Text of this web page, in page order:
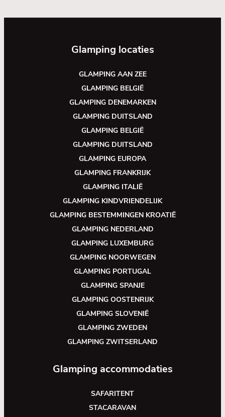
Glamping locaties
GLAMPING AAN ZEE
GLAMPING BELGIË
GLAMPING DENEMARKEN
GLAMPING DUITSLAND
GLAMPING BELGIË
GLAMPING DUITSLAND
GLAMPING EUROPA
GLAMPING FRANKRIJK
GLAMPING ITALIË
GLAMPING KINDVRIENDELIJK
GLAMPING BESTEMMINGEN KROATIË
GLAMPING NEDERLAND
GLAMPING LUXEMBURG
GLAMPING NOORWEGEN
GLAMPING PORTUGAL
GLAMPING SPANJE
GLAMPING OOSTENRIJK
GLAMPING SLOVENIË
GLAMPING ZWEDEN
GLAMPING ZWITSERLAND
Glamping accommodaties
SAFARITENT
STACARAVAN